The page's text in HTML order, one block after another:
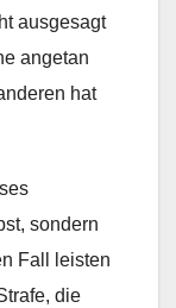
ausgesagt
angetan
hat
sondern
Fall leisten
die